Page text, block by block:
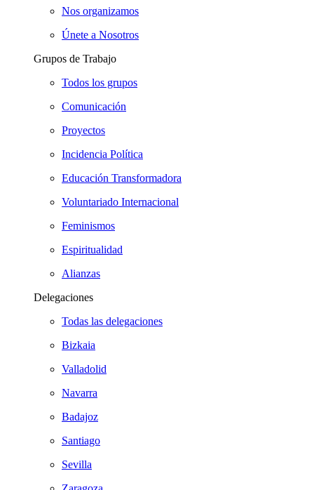
Nos organizamos
Únete a Nosotros
Grupos de Trabajo
Todos los grupos
Comunicación
Proyectos
Incidencia Política
Educación Transformadora
Voluntariado Internacional
Feminismos
Espiritualidad
Alianzas
Delegaciones
Todas las delegaciones
Bizkaia
Valladolid
Navarra
Badajoz
Santiago
Sevilla